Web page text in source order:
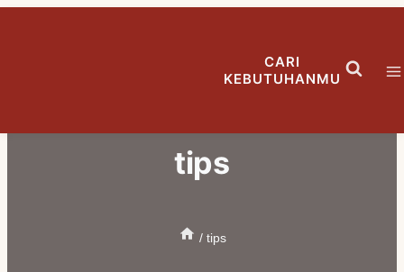
CARI
KEBUTUHANMU
tips
/ tips